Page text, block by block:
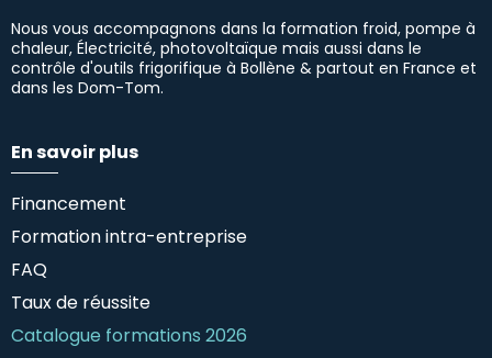
Nous vous accompagnons dans la formation froid, pompe à
chaleur, Électricité, photovoltaïque mais aussi dans le
contrôle d'outils frigorifique à Bollène & partout en France et
dans les Dom-Tom.
En savoir plus
Financement
Formation intra-entreprise
FAQ
Taux de réussite
Catalogue formations 2026